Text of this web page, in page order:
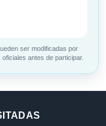
ser modificadas por
antes de participar.